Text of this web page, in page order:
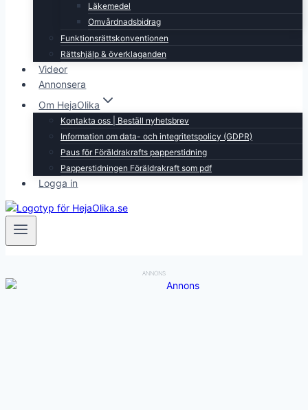
Läkemedel
Omvårdnadsbidrag
Funktionsrättskonventionen
Rättshjälp & överklaganden
Videor
Annonsera
Om HejaOlika
Kontakta oss | Beställ nyhetsbrev
Information om data- och integritetspolicy (GDPR)
Paus för Föräldrakrafts papperstidning
Papperstidningen Föräldrakraft som pdf
Logga in
ANNONS